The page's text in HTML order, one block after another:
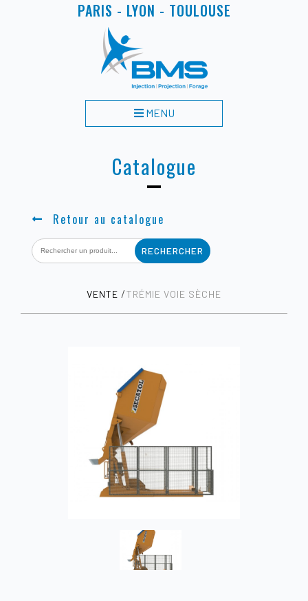
PARIS - LYON - TOULOUSE
MENU
Catalogue
Retour au catalogue
Search
for:
VENTE TRÉMIE VOIE SÈCHE